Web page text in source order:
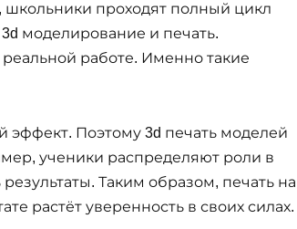
проходят полный цикл
моделирование и печать.
реальной работе. Именно такие
эффект. Поэтому 3d печать моделей
ученики распределяют роли в
Таким образом, печать на
растёт уверенность в своих силах.